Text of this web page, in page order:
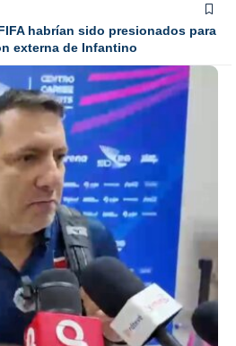
habrían sido presionados para
externa de Infantino